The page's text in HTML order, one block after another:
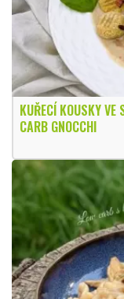
KUŘECÍ KOUSKY VE
CARB GNOCCHI